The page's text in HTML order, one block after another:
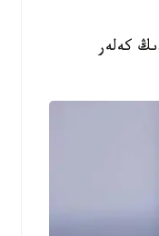
كەلەر